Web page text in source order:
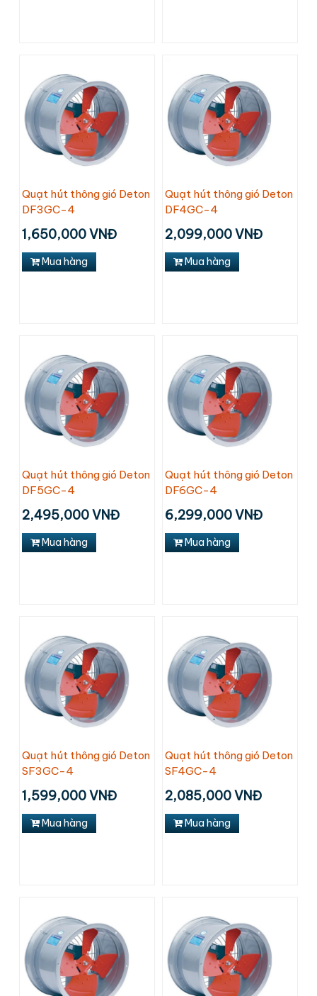
Quạt hút thông gió Deton
DF3GC-4
1,650,000 VNĐ
Mua hàng
Quạt hút thông gió Deton
DF4GC-4
2,099,000 VNĐ
Mua hàng
Quạt hút thông gió Deton
DF5GC-4
2,495,000 VNĐ
Mua hàng
Quạt hút thông gió Deton
DF6GC-4
6,299,000 VNĐ
Mua hàng
Quạt hút thông gió Deton
SF3GC-4
1,599,000 VNĐ
Mua hàng
Quạt hút thông gió Deton
SF4GC-4
2,085,000 VNĐ
Mua hàng